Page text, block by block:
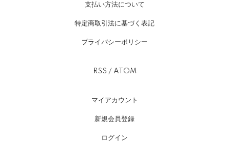
支払い方法について
特定商取引法に基づく表記
プライバシーポリシー
RSS / ATOM
マイアカウント
新規会員登録
ログイン